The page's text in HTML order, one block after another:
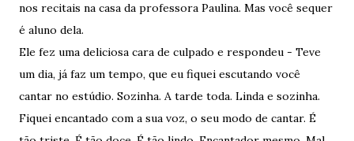
nos recitais na casa da professora Paulina. Mas você sequer
é aluno dela.
Ele fez uma deliciosa cara de culpado e respondeu - Teve
um dia, já faz um tempo, que eu fiquei escutando você
cantar no estúdio. Sozinha. A tarde toda. Linda e sozinha.
Fiquei encantado com a sua voz, o seu modo de cantar. É